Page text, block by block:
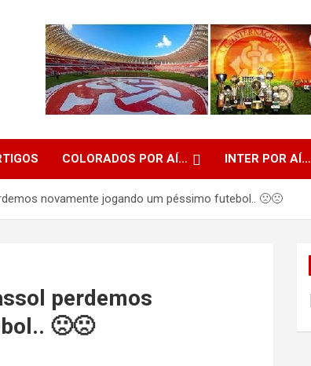
COLORADOS POR AÍ… INTER POR AÍ…
novamente jogando um péssimo futebol.. 🙁🙁
perdemos
🙁🙁